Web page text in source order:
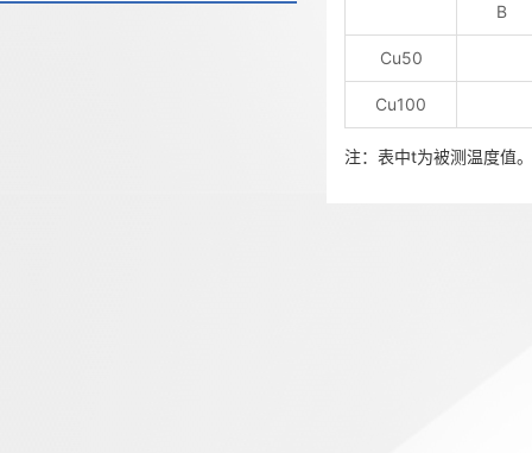
B
Cu50
Cu100
注：表中t为被测温度值。